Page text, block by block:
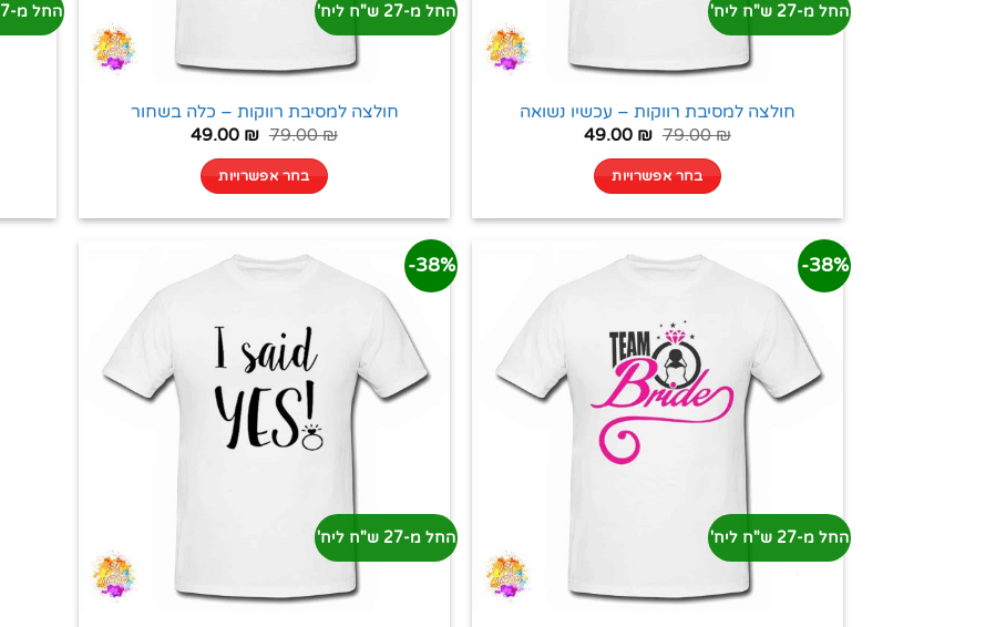
החל מ-27 ש"ח ליח'
חולצה למסיבת רווקות – עכשיו נשואה
79.00₪
49.00 ₪
בחר אפשרויות
החל מ-27 ש"ח ליח'
חולצה למסיבת רווקות – כלה בשחור
79.00₪
49.00 ₪
בחר אפשרויות
החל מ-27 ש"ח ליח'
38%-
החל מ-27 ש"ח ליח'
38%-
החל מ-27 ש"ח ליח'